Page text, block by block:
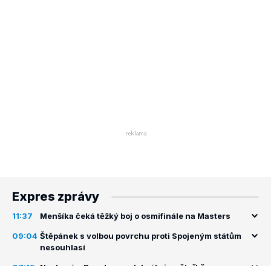
Expres zprávy
11:37 Menšíka čeká těžký boj o osmifinále na Masters
09:04 Štěpánek s volbou povrchu proti Spojeným státům
nesouhlasí